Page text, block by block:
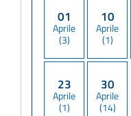
01
Aprile
(3)
10
Aprile
(1)
23
Aprile
(1)
30
Aprile
(14)